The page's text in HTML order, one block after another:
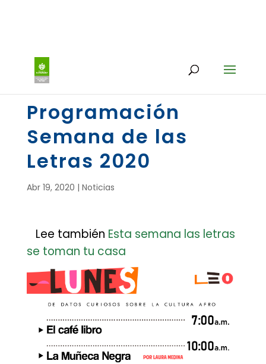
Programación
Semana de las
Letras 2020
Abr 19, 2020 | Noticias
Lee también Esta semana las letras
se toman tu casa